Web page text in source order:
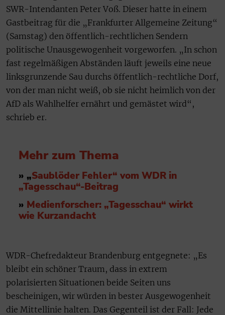
SWR-Intendanten Peter Voß. Dieser hatte in einem
Gastbeitrag für die „Frankfurter Allgemeine Zeitung“
(Samstag) den öffentlich-rechtlichen Sendern
politische Unausgewogenheit vorgeworfen. „In schon
fast regelmäßigen Abständen läuft jeweils eine neue
linksgrunzende Sau durchs öffentlich-rechtliche Dorf,
von der man nicht weiß, ob sie nicht heimlich von der
AfD als Wahlhelfer ernährt und gemästet wird“,
schrieb er.
Mehr zum Thema
» „Saublöder Fehler“ vom WDR in
„Tagesschau“-Beitrag
» Medienforscher: „Tagesschau“ wirkt
wie Kurzandacht
WDR-Chefredakteur Brandenburg entgegnete: „Es
bleibt ein schöner Traum, dass in extrem
polarisierten Situationen beide Seiten uns
bescheinigen, wir würden in bester Ausgewogenheit
die Mittellinie halten. Das Gegenteil ist der Fall: Jede